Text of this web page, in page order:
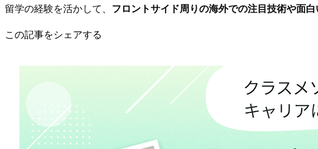
留学の経験を活かして、 フロントサイド周りの海外での注目技術や面
この記事をシェアする